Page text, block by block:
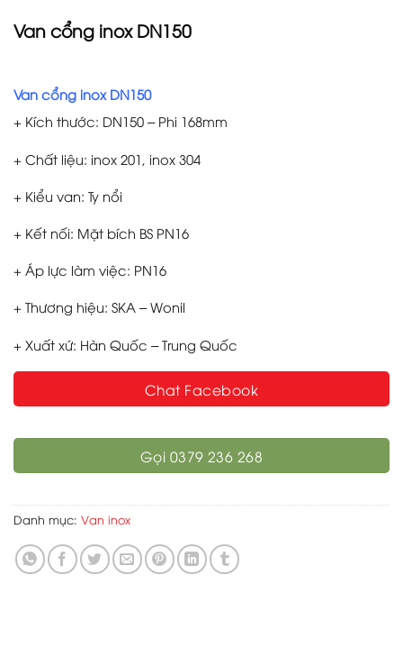
Van cổng inox DN150
Van cổng inox DN150
+ Kích thước: DN150 – Phi 168mm
+ Chất liệu: inox 201, inox 304
+ Kiểu van: Ty nổi
+ Kết nối: Mặt bích BS PN16
+ Áp lực làm việc: PN16
+ Thương hiệu: SKA – Wonil
+ Xuất xứ: Hàn Quốc – Trung Quốc
Chat Facebook
Gọi 0379 236 268
Danh mục: Van inox